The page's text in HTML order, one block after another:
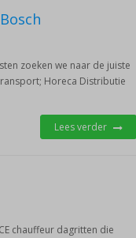
zoeken we naar de juiste
Horeca Distributie
Lees verder
chauffeur dagritten die